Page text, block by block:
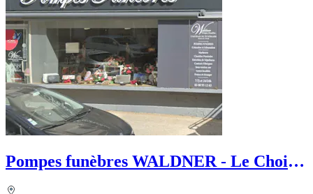
Pompes funèbres WALDNER - Le Choix